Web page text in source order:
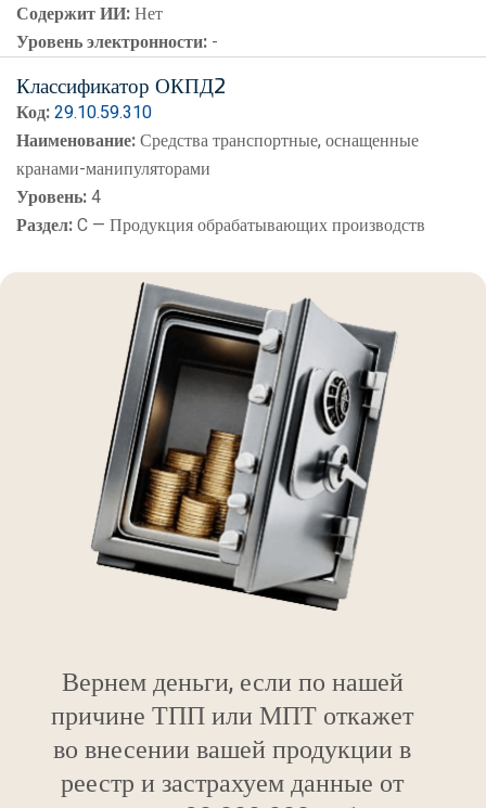
Содержит ИИ:Нет
Уровень электронности: -
Классификатор ОКПД2
Код:29.10.59.310
Наименование:Средства транспортные, оснащенные
кранами-манипуляторами
Уровень:4
Раздел:C — Продукция обрабатывающих производств
Вернем деньги, если по нашей
причине ТПП или МПТ откажет
во внесении вашей продукции в
реестр и застрахуем данные от